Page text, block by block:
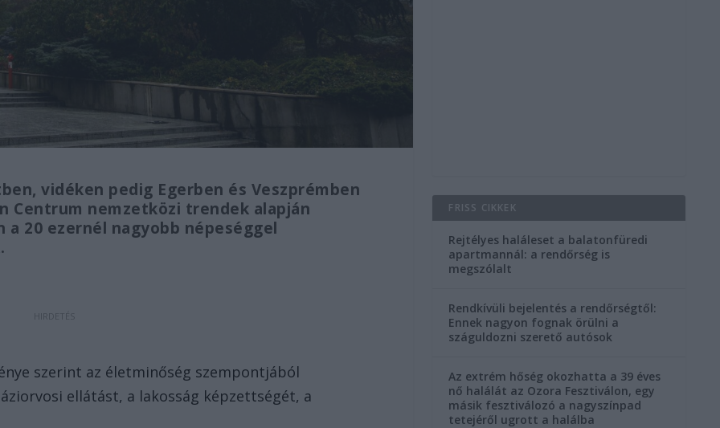
vidéken pedig Egerben és Veszprémben
Centrum nemzetközi trendek alapján
20 ezernél nagyobb népeséggel
szerint az életminőség szempontjából
ellátást, a lakosság képzettségét, a
FRISS CIKKEK
Rejtélyes haláleset a balatonfüredi
apartmannál: a rendőrség is
megszólalt
Rendkívüli bejelentés a rendőrségtől:
Ennek nagyon fognak örülni a
száguldozni szerető autósok
Az extrém hőség okozhatta a 39 éves
nő halálát az Ozora Fesztiválon, egy
másik fesztiválozó a nagyszínpad
tetejéről ugrott a halálba